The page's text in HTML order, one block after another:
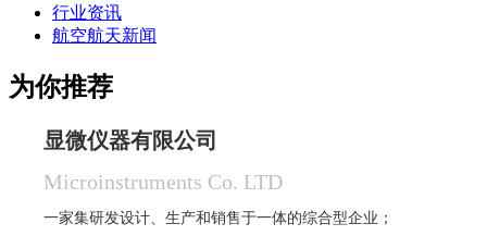
行业资讯
航空航天新闻
为你推荐
显微仪器有限公司
Microinstruments Co. LTD
一家集研发设计、生产和销售于一体的综合型企业；